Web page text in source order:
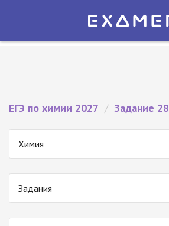
Экзамер — ЕГЭ 2027
ЕГЭ по химии 2027 / Задание 28
Химия
Задания